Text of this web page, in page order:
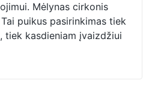
Mėlynas cirkonis
puikus pasirinkimas tiek
tiek kasdieniam įvaizdžiui